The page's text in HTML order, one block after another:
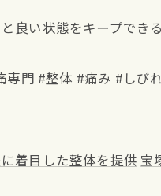
良い状態をキープでき
専門 #整体 #痛み #しび
着目した整体を提供 宝